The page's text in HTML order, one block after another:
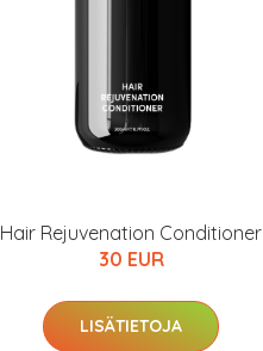
Hair Rejuvenation Conditioner
30 EUR
LISÄTIETOJA